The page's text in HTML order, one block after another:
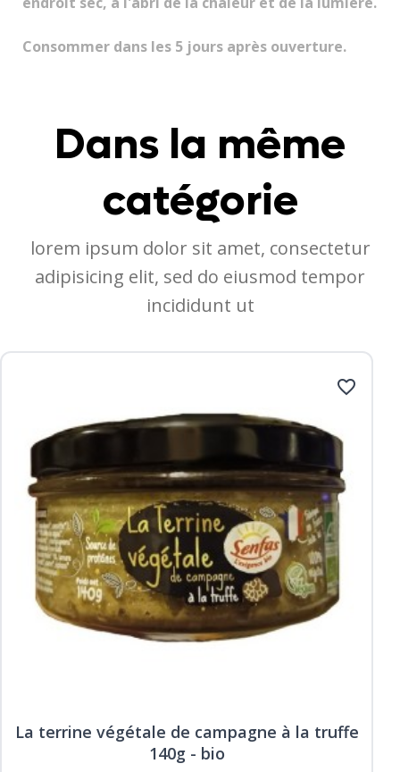
Consommer dans les 5 jours après ouverture.
Dans la même
catégorie
lorem ipsum dolor sit amet, consectetur
adipisicing elit, sed do eiusmod tempor
incididunt ut
La terrine végétale de campagne à la truffe
140g - bio
favorite_border